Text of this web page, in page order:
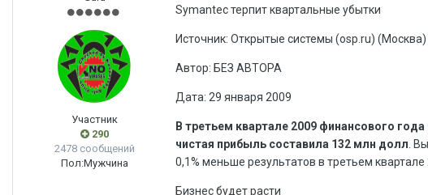
Участник
290
2478 сообщений
Пол:Мужчина
Symantec терпит квартальные убытки
Источник: Открытые системы (osp.ru) (Москва)
Автор: БЕЗ АВТОРА
Дата: 29 января 2009
В третьем квартале 2009 финансового
чистая прибыль составила 132 млн долл .
0,1% меньше результатов в третьем
Бизнес будет расти